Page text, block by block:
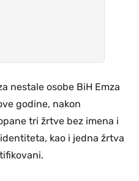
nestale osobe BiH Emza
godine, nakon
tri žrtve bez imena i
kao i jedna žrtva